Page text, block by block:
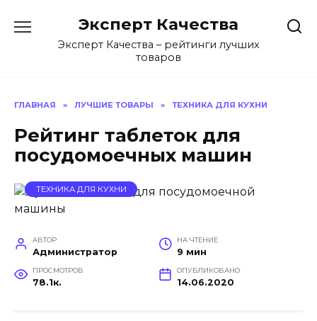
содержанию
Эксперт Качества
Эксперт Качества – рейтинги лучших
товаров
ГЛАВНАЯ » ЛУЧШИЕ ТОВАРЫ » ТЕХНИКА ДЛЯ КУХНИ
Рейтинг таблеток для
посудомоечных машин
ТЕХНИКА ДЛЯ КУХНИ
АВТОР
Администратор
НА ЧТЕНИЕ
9 мин
ПРОСМОТРОВ
78.1к.
ОПУБЛИКОВАНО
14.06.2020